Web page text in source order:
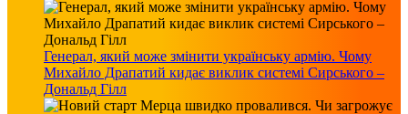
Генерал, який може змінити українську армію. Чому
Михайло Драпатий кидає виклик системі Сирського –
Дональд Гілл